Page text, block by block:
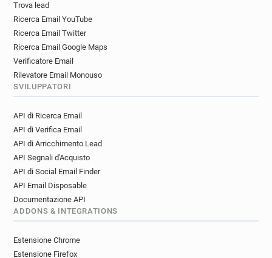
Trova lead
Ricerca Email YouTube
Ricerca Email Twitter
Ricerca Email Google Maps
Verificatore Email
Rilevatore Email Monouso
SVILUPPATORI
API di Ricerca Email
API di Verifica Email
API di Arricchimento Lead
API Segnali d'Acquisto
API di Social Email Finder
API Email Disposable
Documentazione API
ADDONS & INTEGRATIONS
Estensione Chrome
Estensione Firefox